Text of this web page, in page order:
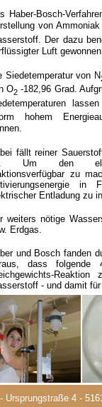
Haber-Bosch-
von Ammoniak
Der dazu
Luft gewonnen.
Siedetemperatur von N
O2 -182,96 Grad.
hohem
fällt reiner
Um den
zu
in
Entladung zu
weiters nötige
Erdgas.
und Bosch fanden
dass folgende
- und damit
Ursprungstraße 4 -